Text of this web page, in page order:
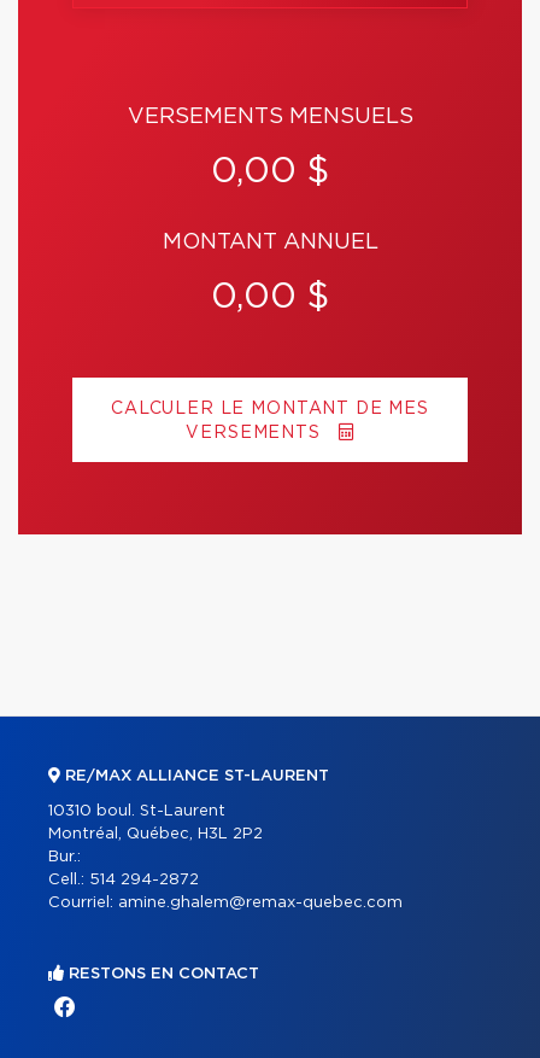
VERSEMENTS MENSUELS
0,00 $
MONTANT ANNUEL
0,00 $
CALCULER LE MONTANT DE MES
VERSEMENTS
RE/MAX ALLIANCE ST-LAURENT
10310 boul. St-Laurent
Montréal, Québec, H3L 2P2
Bur.:
Cell.: 514 294-2872
Courriel: amine.ghalem@remax-quebec.com
RESTONS EN CONTACT